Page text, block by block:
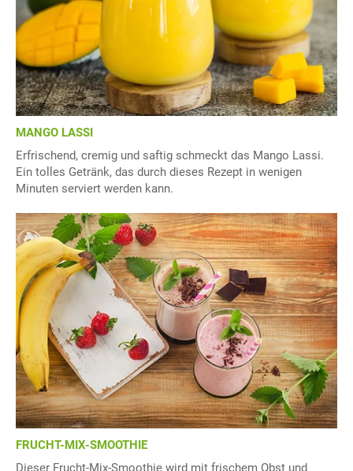
MANGO LASSI
Erfrischend, cremig und saftig schmeckt das Mango Lassi.
Ein tolles Getränk, das durch dieses Rezept in wenigen
Minuten serviert werden kann.
FRUCHT-MIX-SMOOTHIE
Dieser Frucht-Mix-Smoothie wird mit frischem Obst und